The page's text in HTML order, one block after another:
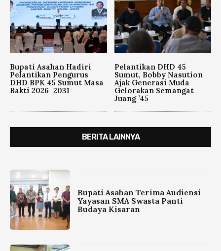
Bupati Asahan Hadiri
Pelantikan Pengurus
DHD BPK 45 Sumut Masa
Bakti 2026–2031
Pelantikan DHD 45
Sumut, Bobby Nasution
Ajak Generasi Muda
Gelorakan Semangat
Juang ’45
BERITA LAINNYA
Bupati Asahan Terima Audiensi
Yayasan SMA Swasta Panti
Budaya Kisaran